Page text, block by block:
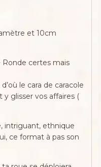
et 10cm
Ronde certes mais
le cara de caracole
y glisser vos affaires (
intriguant, ethnique
ce format à pas son